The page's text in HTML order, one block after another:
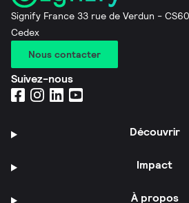
Signify France 33 rue de Verdun -
Cedex
Nous contacter
Suivez-nous
Découvrir
Impact
À propos